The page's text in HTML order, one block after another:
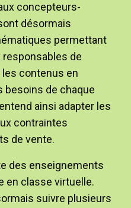
concepteurs-
désormais
permettant
de
contenus en
besoins de chaque
ainsi adapter les
contraintes
de vente.
des enseignements
en classe virtuelle.
suivre plusieurs